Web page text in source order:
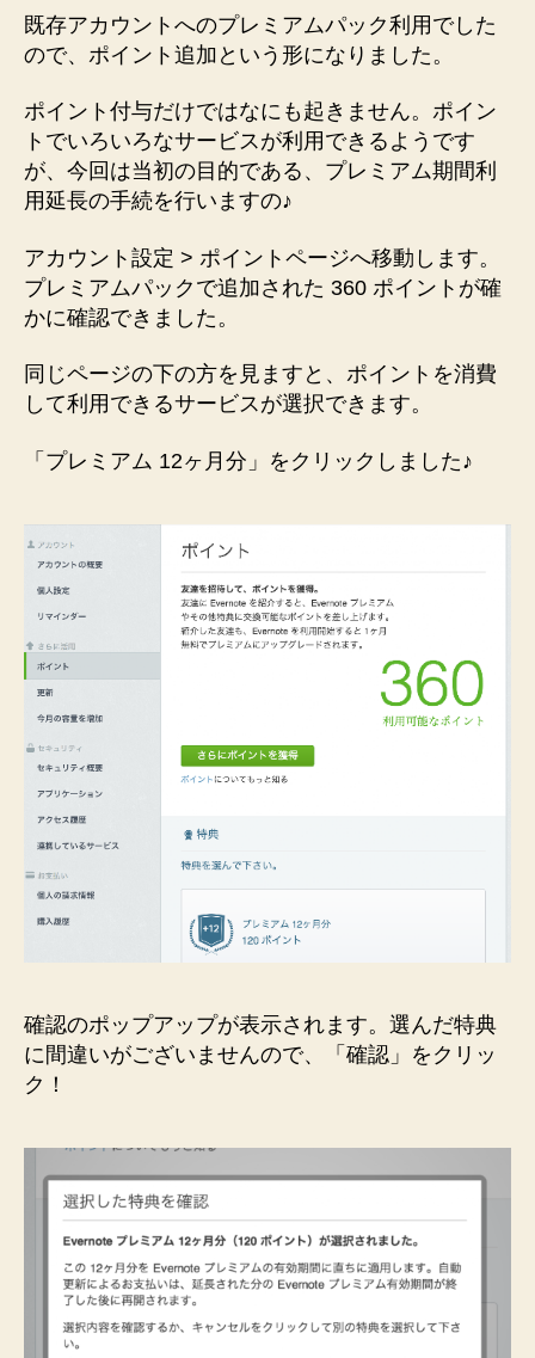
既存アカウントへのプレミアムパック利用でした
ので、ポイント追加という形になりました。
ポイント付与だけではなにも起きません。ポイン
トでいろいろなサービスが利用できるようです
が、今回は当初の目的である、プレミアム期間利
用延長の手続を行いますの♪
アカウント設定 > ポイントページへ移動します。
プレミアムパックで追加された 360 ポイントが確
かに確認できました。
同じページの下の方を見ますと、ポイントを消費
して利用できるサービスが選択できます。
「プレミアム 12ヶ月分」をクリックしました♪
確認のポップアップが表示されます。選んだ特典
に間違いがございませんので、「確認」をクリッ
ク！